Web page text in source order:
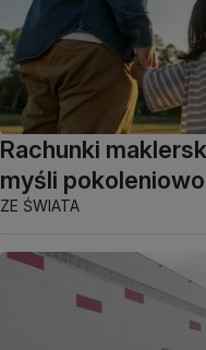
Rachunki
myśli pokoleniowo
ZE ŚWIATA